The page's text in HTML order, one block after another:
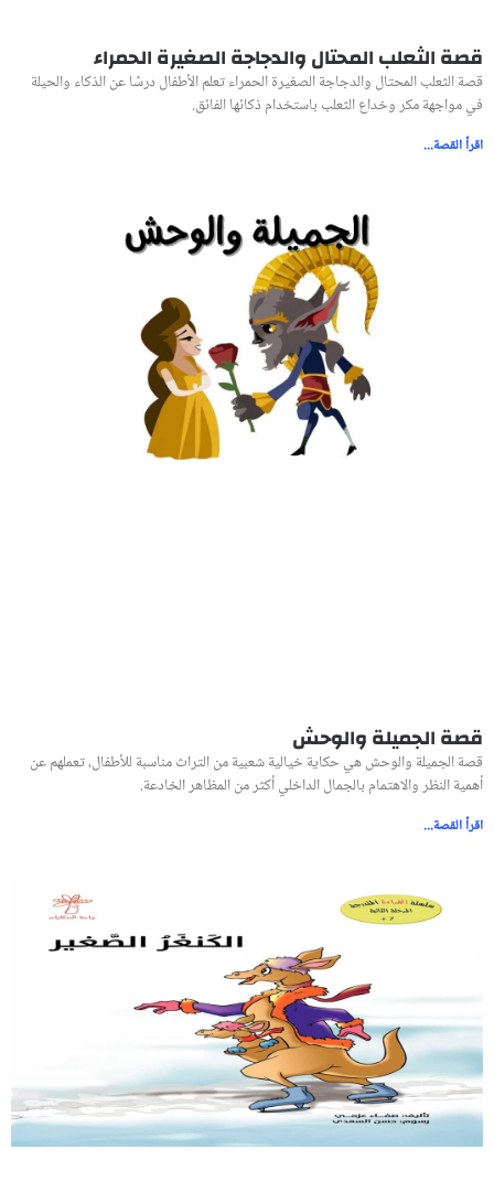
قصة الثعلب المحتال والدجاجة الصغيرة الحمراء
قصة الثعلب المحتال والدجاجة الصغيرة الحمراء تعلم الأطفال درسًا عن الذكاء والحيلة
في مواجهة مكر وخداع الثعلب باستخدام ذكائها الفائق.
اقرأ القصة...
قصة الجميلة والوحش
قصة الجميلة والوحش هي حكاية خيالية شعبية من التراث مناسبة للأطفال، تعملهم عن
أهمية النظر والاهتمام بالجمال الداخلي أكثر من المظاهر الخادعة.
اقرأ القصة...